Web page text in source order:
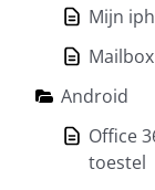
WordPress
Contact
Mijn
Android
Office
toestel